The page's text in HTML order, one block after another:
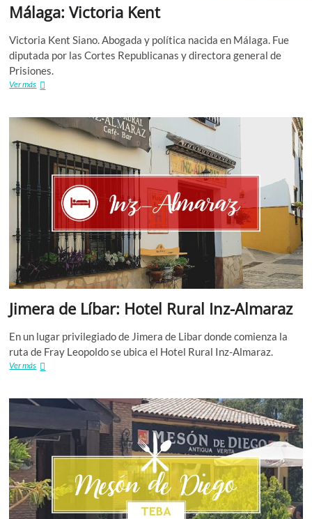
Málaga: Victoria Kent
Victoria Kent Siano. Abogada y política nacida en Málaga. Fue
diputada por las Cortes Republicanas y directora general de
Prisiones.
Ver másMálaga:
Jimera de Líbar: Hotel Rural Inz-Almaraz
En un lugar privilegiado de Jimera de Libar donde comienza la
ruta de Fray Leopoldo se ubica el Hotel Rural Inz-Almaraz.
Ver másJimera
Hotel
Inz-
Almaraz